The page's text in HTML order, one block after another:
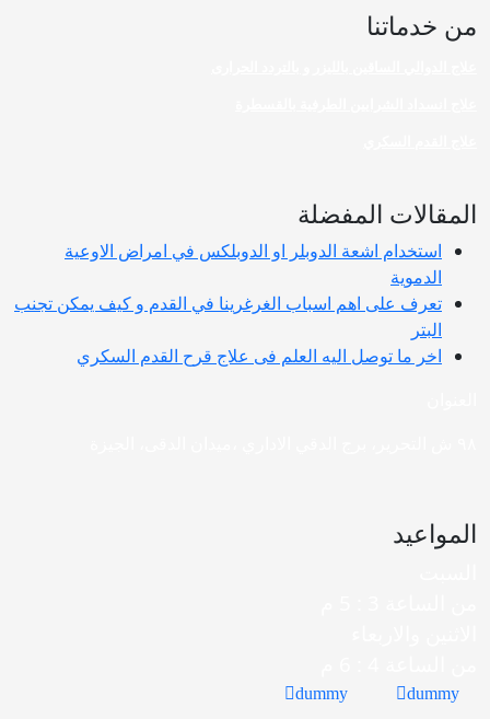
من خدماتنا
المقالات المفضلة
استخدام اشعة الدوبلر او الدوبلكس في امراض الاوعية
الدموية
تعرف على اهم اسباب الغرغرينا في القدم و كيف يمكن تجنب
البتر
اخر ما توصل اليه العلم فى علاج قرح القدم السكري
المواعيد
dummy
dummy